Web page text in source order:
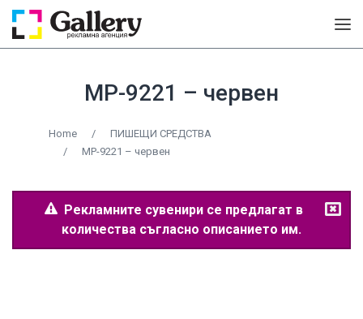
MP-9221 – червен
Home /
ПИШЕЩИ СРЕДСТВА
/
MP-9221 – червен
Рекламните сувенири се предлагат в
количества съгласно описанието им.